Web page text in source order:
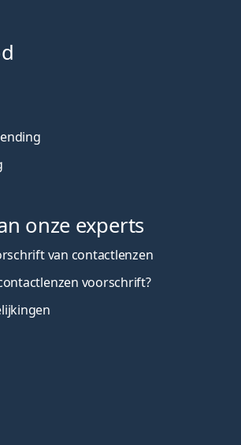
onze experts
van contactlenzen
voorschrift?